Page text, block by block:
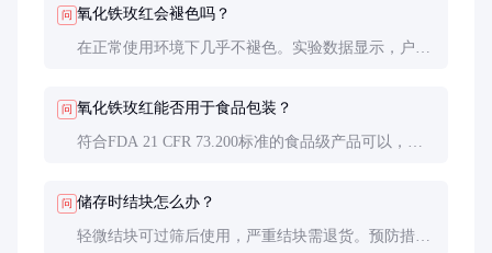
问 氧化铁玫红会褪色吗？
在正常使用环境下几乎不褪色。实验数据显示，户外
问 氧化铁玫红能否用于食品包装？
符合FDA 21 CFR 73.200标准的食品级产品可以，但
问 储存时结块怎么办？
轻微结块可过筛后使用，严重结块需退货。预防措施